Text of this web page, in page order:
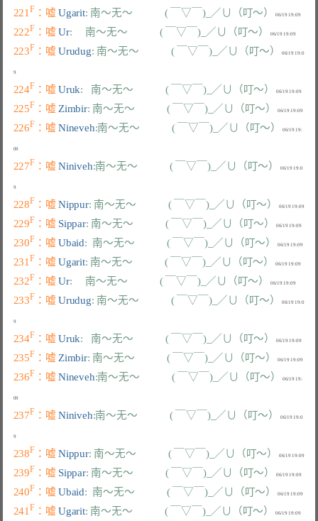
221 F ：嘘 Ugarit: 南～无～            ( ￣▽￣)_／∪（叮～） 06/19 19:09
222F ：嘘 Ur:     南～无～            ( ￣▽￣)_／∪（叮～） 06/19 19:09
223F ：嘘 Urudug: 南～无～            ( ￣▽￣)_／∪（叮～） 06/19 19:0
9
224F ：嘘 Uruk:   南～无～            ( ￣▽￣)_／∪（叮～） 06/19 19:09
225F ：嘘 Zimbir: 南～无～            ( ￣▽￣)_／∪（叮～） 06/19 19:09
226F ：嘘 Nineveh:南～无～            ( ￣▽￣)_／∪（叮～） 06/19 19:
227F ：嘘 Niniveh:南～无～            ( ￣▽￣)_／∪（叮～） 06/19 19:0
9
228F ：嘘 Nippur: 南～无～            ( ￣▽￣)_／∪（叮～） 06/19 19:09
229F ：嘘 Sippar: 南～无～            ( ￣▽￣)_／∪（叮～） 06/19 19:09
230F ：嘘 Ubaid:  南～无～            ( ￣▽￣)_／∪（叮～） 06/19 19:09
231 F ：嘘 Ugarit: 南～无～            ( ￣▽￣)_／∪（叮～） 06/19 19:09
232F ：嘘 Ur:     南～无～            ( ￣▽￣)_／∪（叮～） 06/19 19:09
233F ：嘘 Urudug: 南～无～            ( ￣▽￣)_／∪（叮～） 06/19 19:0
9
234F ：嘘 Uruk:   南～无～            ( ￣▽￣)_／∪（叮～） 06/19 19:09
235F ：嘘 Zimbir: 南～无～            ( ￣▽￣)_／∪（叮～） 06/19 19:09
236F ：嘘 Nineveh:南～无～            ( ￣▽￣)_／∪（叮～） 06/19 19:
237F ：嘘 Niniveh:南～无～            ( ￣▽￣)_／∪（叮～） 06/19 19:0
9
238F ：嘘 Nippur: 南～无～            ( ￣▽￣)_／∪（叮～） 06/19 19:09
239F ：嘘 Sippar: 南～无～            ( ￣▽￣)_／∪（叮～） 06/19 19:09
240F ：嘘 Ubaid:  南～无～            ( ￣▽￣)_／∪（叮～） 06/19 19:09
241 F ：嘘 Ugarit: 南～无～            ( ￣▽￣)_／∪（叮～） 06/19 19:09